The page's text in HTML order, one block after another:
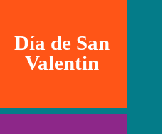
Día de San
Valentin